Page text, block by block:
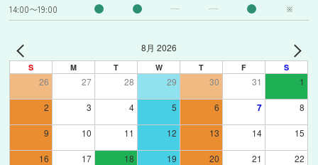
14:00〜19:00
※
8月 2026
S M T W T F S
26 27 28 29 30 31 1
2 3 4 5 6 7 8
9 10 11 12 13 14 15
16 17 18 19 20 21 22